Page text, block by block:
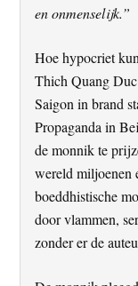
en onmenselijk.”
Hoe hypocriet
Thich Quang
Saigon in brand
Propaganda in
de monnik te
wereld miljoenen
boeddhistische
door vlammen,
zonder er de